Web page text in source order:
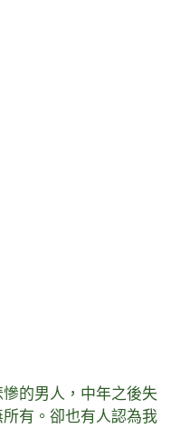
慘的男人，中年之後失
有。卻也有人認為我